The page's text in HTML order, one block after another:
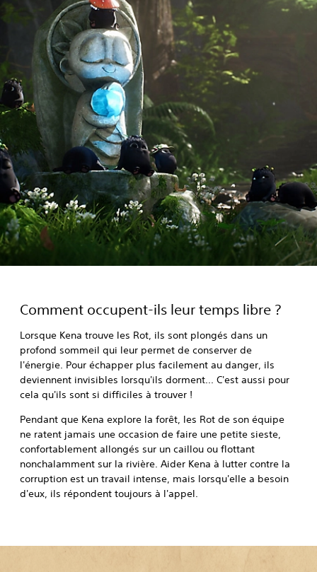
Comment occupent-ils leur temps libre ?
Lorsque Kena trouve les Rot, ils sont plongés dans un
profond sommeil qui leur permet de conserver de
l'énergie. Pour échapper plus facilement au danger, ils
deviennent invisibles lorsqu'ils dorment... C'est aussi pour
cela qu'ils sont si difficiles à trouver !
Pendant que Kena explore la forêt, les Rot de son équipe
ne ratent jamais une occasion de faire une petite sieste,
confortablement allongés sur un caillou ou flottant
nonchalamment sur la rivière. Aider Kena à lutter contre la
corruption est un travail intense, mais lorsqu'elle a besoin
d'eux, ils répondent toujours à l'appel.